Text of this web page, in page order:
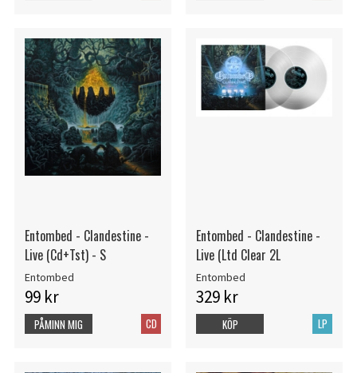
Entombed - Clandestine -
Live (Cd+Tst) - S
Entombed
99 kr
CD
PÅMINN MIG
Entombed - Clandestine -
Live (Ltd Clear 2L
Entombed
329 kr
LP
KÖP